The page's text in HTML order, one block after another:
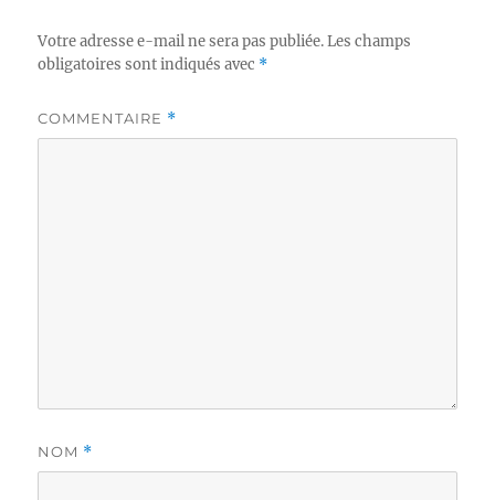
Votre adresse e-mail ne sera pas publiée. Les champs
obligatoires sont indiqués avec *
COMMENTAIRE *
NOM *